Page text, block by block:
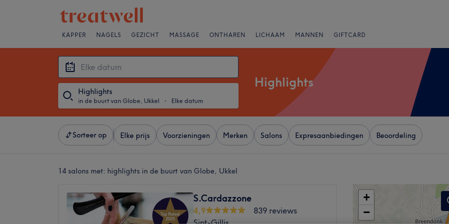
KAPPER NAGELS GEZICHT MASSAGE ONTHAREN LICHAAM MANNEN GIFTCARD
Highlights
in de buurt van Globe, Ukkel ・ Elke datum
Highlights
Sorteer op Elke prijs Voorzieningen Merken Salons Expresaanbiedingen Beoordeling
14 salons met: highlights in de buurt van Globe, Ukkel
S.Cardazzone
4,9
839 reviews
+
−